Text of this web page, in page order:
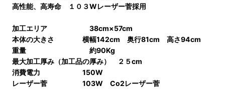
高性能、高寿命 １０３Wレーザー菅採用
加工エリア 38cm×57cm
本体の大きさ 横幅142cm 奥行81cm 高さ94cm
重量 約90Kg
最大加工厚み（加工品の厚み） ２５cm
消費電力 150W
レーザー菅 103W Co2レーザー菅